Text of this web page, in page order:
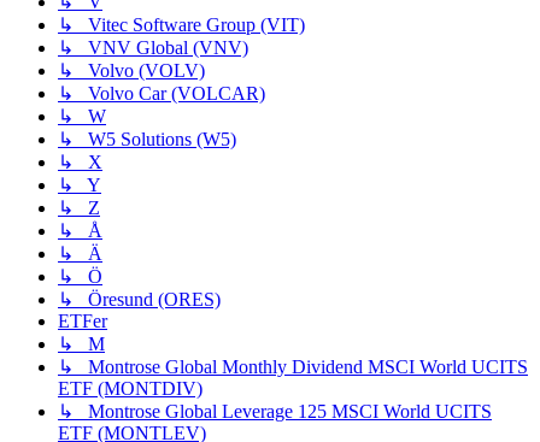
↳ Vitec Software Group (VIT)
↳ VNV Global (VNV)
↳ Volvo (VOLV)
↳ Volvo Car (VOLCAR)
↳ W
↳ W5 Solutions (W5)
↳ X
↳ Y
↳ Z
↳ Å
↳ Ä
↳ Ö
↳ Öresund (ORES)
ETFer
↳ M
↳ Montrose Global Monthly Dividend MSCI World UCITS
ETF (MONTDIV)
↳ Montrose Global Leverage 125 MSCI World UCITS
ETF (MONTLEV)